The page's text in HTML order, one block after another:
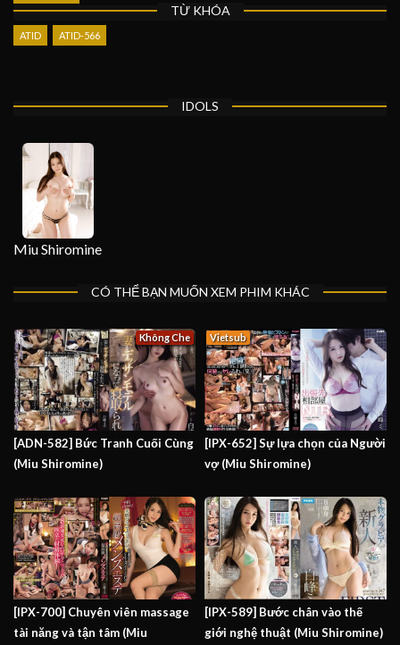
TỪ KHÓA
ATID ATID-566
IDOLS
Miu Shiromine
CÓ THỂ BẠN MUỐN XEM PHIM KHÁC
[ADN-582] Bức Tranh Cuối Cùng
(Miu Shiromine)
Không Che
[IPX-652] Sự lựa chọn của Người
vợ (Miu Shiromine)
Vietsub
[IPX-700] Chuyên viên massage
tài năng và tận tâm (Miu
[IPX-589] Bước chân vào thế
giới nghệ thuật (Miu Shiromine)